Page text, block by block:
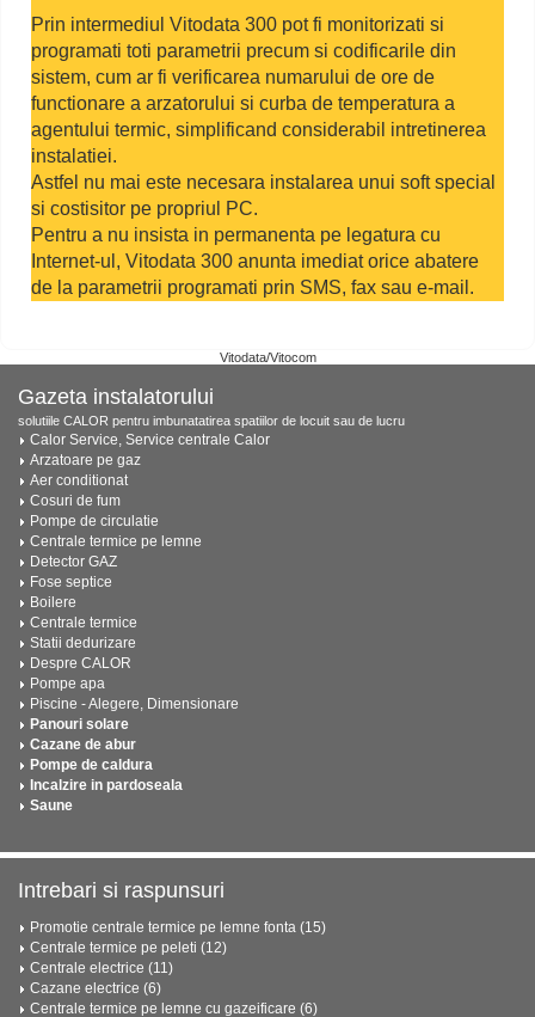
Prin intermediul Vitodata 300 pot fi monitorizati si
programati toti parametrii precum si codificarile din
sistem, cum ar fi verificarea numarului de ore de
functionare a arzatorului si curba de temperatura a
agentului termic, simplificand considerabil intretinerea
instalatiei.
Astfel nu mai este necesara instalarea unui soft special
si costisitor pe propriul PC.
Pentru a nu insista in permanenta pe legatura cu
Internet-ul, Vitodata 300 anunta imediat orice abatere
de la parametrii programati prin SMS, fax sau e-mail.
Vitodata/Vitocom
Gazeta instalatorului
solutiile CALOR pentru imbunatatirea spatiilor de locuit sau de lucru
Calor Service, Service centrale Calor
Arzatoare pe gaz
Aer conditionat
Cosuri de fum
Pompe de circulatie
Centrale termice pe lemne
Detector GAZ
Fose septice
Boilere
Centrale termice
Statii dedurizare
Despre CALOR
Pompe apa
Piscine - Alegere, Dimensionare
Panouri solare
Cazane de abur
Pompe de caldura
Incalzire in pardoseala
Saune
Intrebari si raspunsuri
Promotie centrale termice pe lemne fonta (15)
Centrale termice pe peleti (12)
Centrale electrice (11)
Cazane electrice (6)
Centrale termice pe lemne cu gazeificare (6)